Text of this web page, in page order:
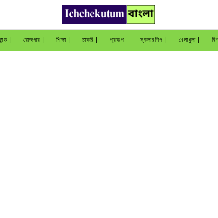
| রোজগার | শিক্ষা | চাকরি | প্রকল্প | স্কলারশিপ | খেলাধুলা |